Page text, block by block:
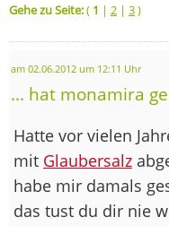
Gehe zu Seite:( 1 | 2 | 3)
am 02.06.2012 um 12:11 Uhr
... hat monamira
Hatte vor vielen
mit Glaubersalz
habe mir damals
das tust du dir nie